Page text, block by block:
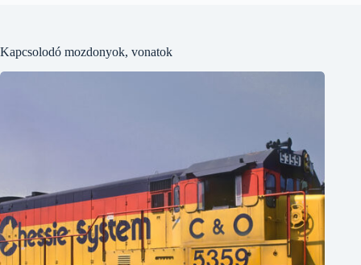
Kapcsolodó mozdonyok, vonatok